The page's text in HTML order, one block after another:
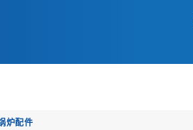
炉配件